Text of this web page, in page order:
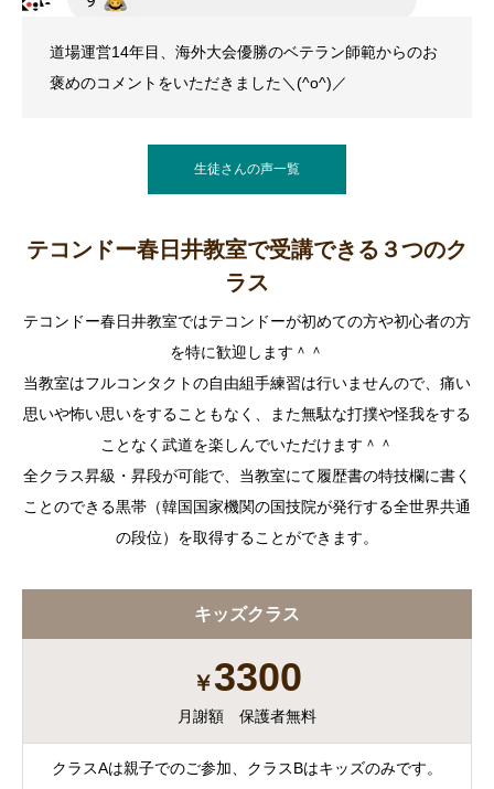
道場運営14年目、海外大会優勝のベテラン師範からのお
褒めのコメントをいただきました＼(^o^)／
生徒さんの声一覧
テコンドー春日井教室で受講できる３つのク
ラス
テコンドー春日井教室ではテコンドーが初めての方や初心者の方
を特に歓迎します＾＾
当教室はフルコンタクトの自由組手練習は行いませんので、痛い
思いや怖い思いをすることもなく、また無駄な打撲や怪我をする
ことなく武道を楽しんでいただけます＾＾
全クラス昇級・昇段が可能で、当教室にて履歴書の特技欄に書く
ことのできる黒帯（韓国国家機関の国技院が発行する全世界共通
の段位）を取得することができます。
キッズクラス
￥3300
月謝額 保護者無料
クラスAは親子でのご参加、クラスBはキッズのみです。